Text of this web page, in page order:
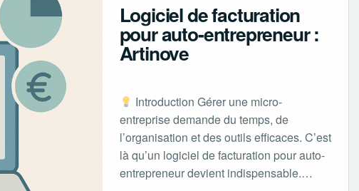
Logiciel de facturation
pour auto-entrepreneur :
Artinove
Introduction Gérer une micro-
entreprise demande du temps, de
l’organisation et des outils efficaces. C’est
là qu’un logiciel de facturation pour auto-
entrepreneur devient indispensable.…